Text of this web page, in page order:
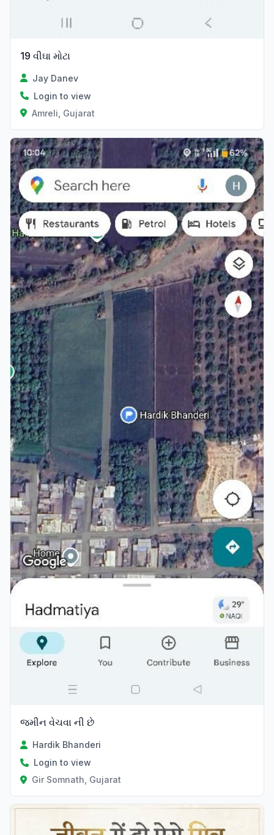
19 વીઘા મોટા
Jay Danev
Login to view
Amreli, Gujarat
જમીન વેચવા ની છે
Hardik Bhanderi
Login to view
Gir Somnath, Gujarat